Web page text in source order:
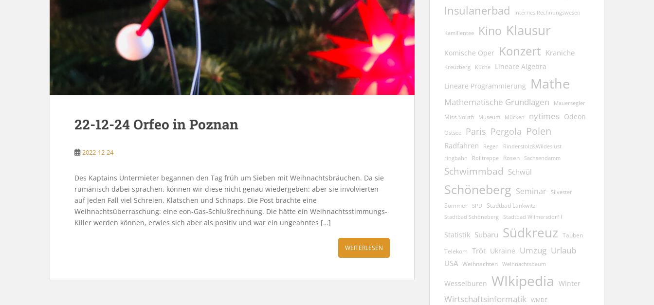
22-12-24 Orfeo in Poznan
2022-12-24
Des Kaptains Untermieter begannen den Tag früh um Sieben mit Weihnachtsbräuchen. Da sie
rumänisch dabei sprachen, können wir diese nicht genau wiedergeben: aber sie involvierten
auf jeden Fall viel Schreien, Klatschen und Schnaps. Die Post brachte eine
Weihnachtsüberraschung: eine eon-Gas-Schlußrechnung. Die hätte ein Weihnachtsstimmungs-
Killer werden können, erwies sich aber als positiv und war ein ungeahntes […]
WEITERLESEN
Insulanerbad Internes Rechnungswesen
Kamillentee Kino Klausur
Komische Oper Konzert Kraniche
Kreuzberg Küche Lineare Algebra
Lineare Programmierung Mathe
Mathematische Grundlagen Mauersegler
Miss South Museum Mücken nytimes Odeon
Ostsee Paris Pergola Polen
Radfahren Regen Rinderstolz&Wildeslust
ringbahn Rolltreppe Rosen Sachsendamm
Schwimmbad Schwül
Schöneberg Seminar Silvester
Sommer SPD Stadtbad Lankwitz
Stadtbad Schöneberg Stadtbad Wilmersdorf I
Statistik Subaru Südkreuz Tauben
Telekom Tröt Ukraine Umzug Urlaub
USA Weihnachten Weihnachtsbaum
Wesselburen WIkipedia Winter
Wirtschaftsinformatik WMDE